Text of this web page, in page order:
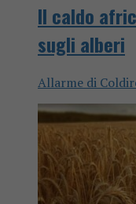
Il caldo
sugli alberi
Allarme di